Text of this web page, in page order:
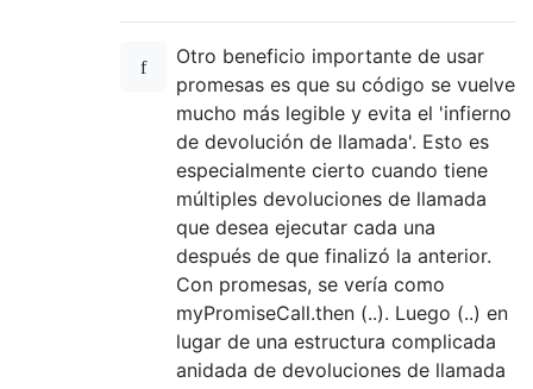
Otro beneficio importante de usar
promesas es que su código se vuelve
mucho más legible y evita el 'infierno
de devolución de llamada'. Esto es
especialmente cierto cuando tiene
múltiples devoluciones de llamada
que desea ejecutar cada una
después de que finalizó la anterior.
Con promesas, se vería como
myPromiseCall.then (..). Luego (..) en
lugar de una estructura complicada
anidada de devoluciones de llamada